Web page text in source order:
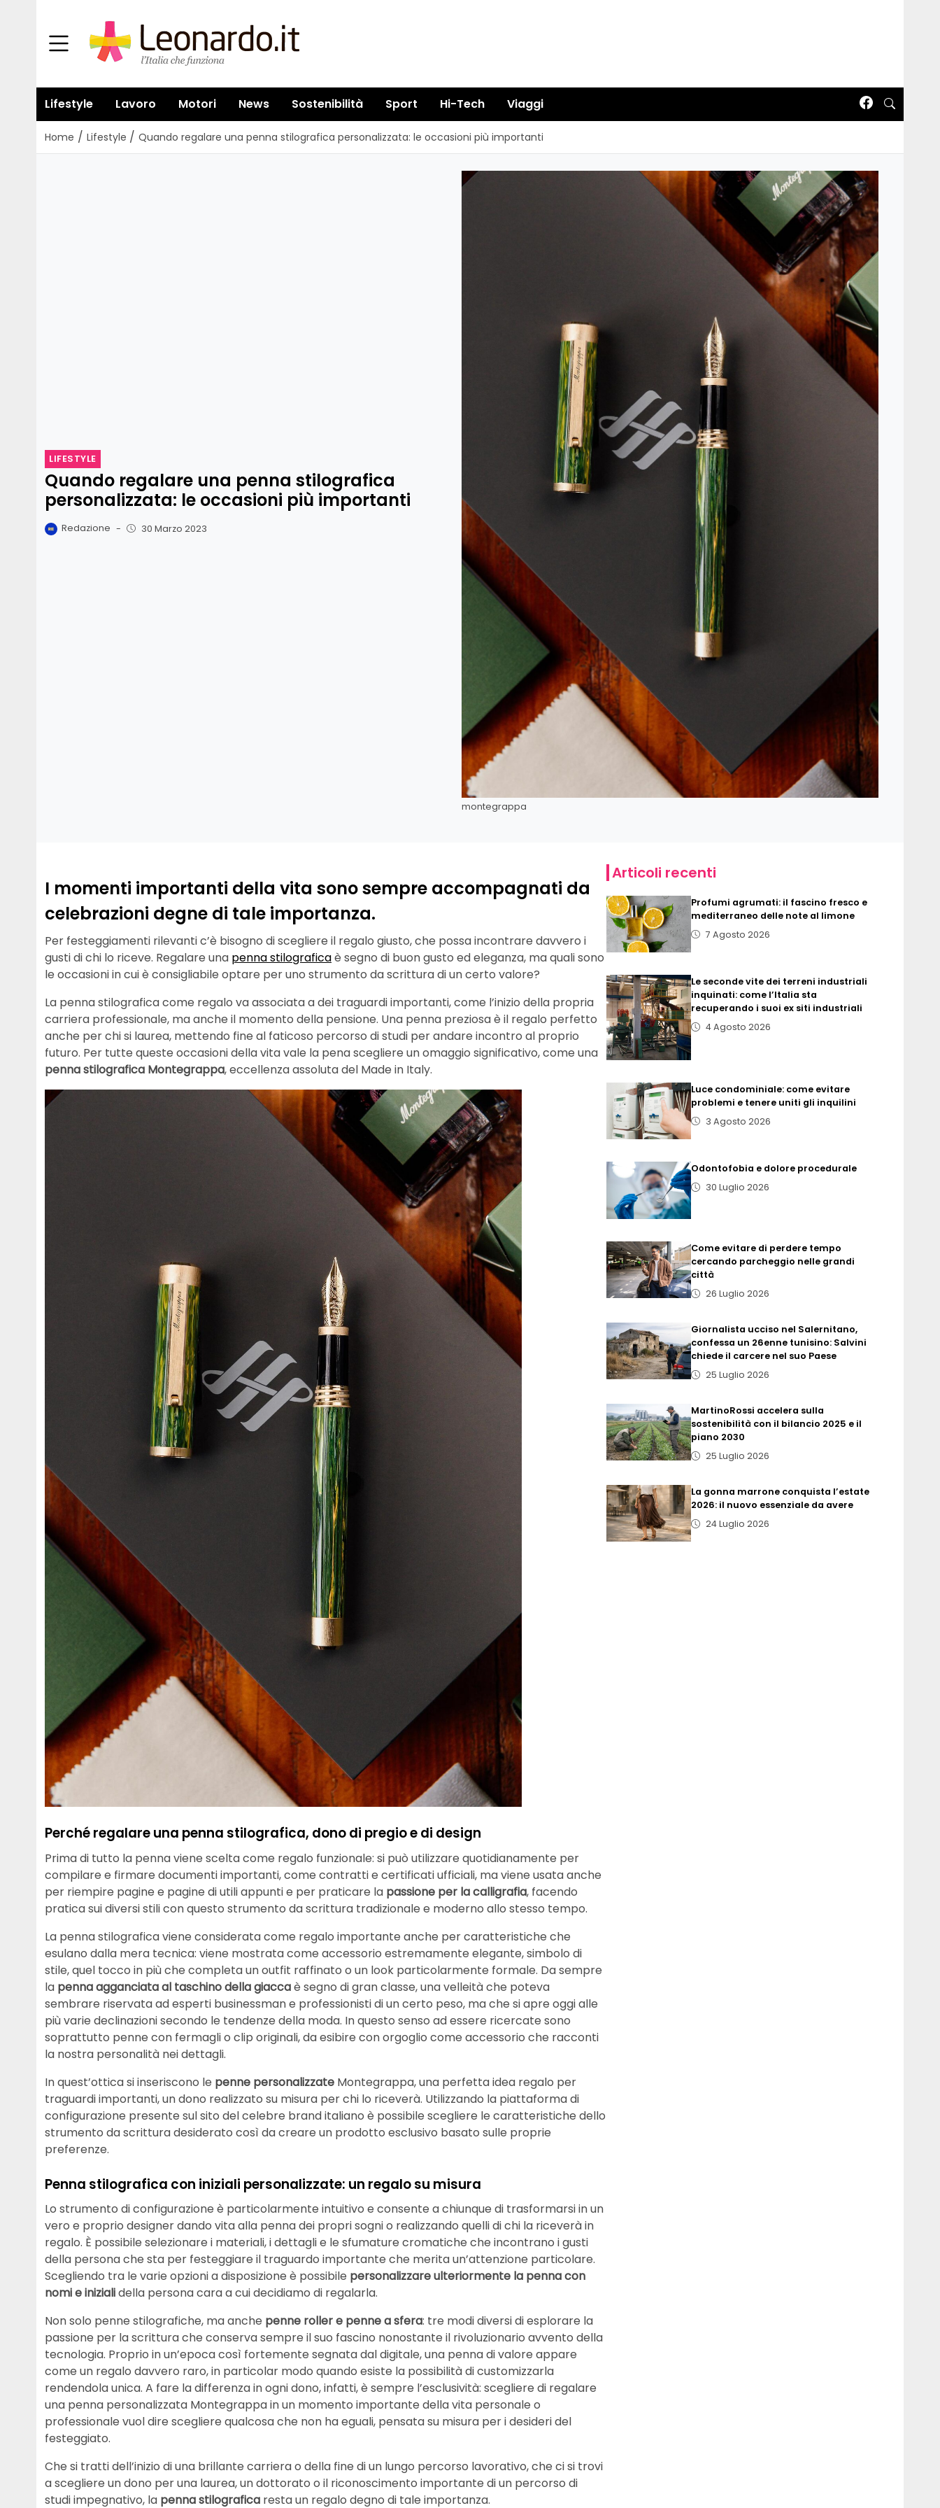
Lifestyle Lavoro Motori News Sostenibilità Sport Hi-Tech Viaggi
Home / Lifestyle / Quando regalare una penna stilografica personalizzata: le occasioni più importanti
LIFESTYLE
Quando regalare una penna stilografica
personalizzata: le occasioni più importanti
Redazione - 30 Marzo 2023
montegrappa
I momenti importanti della vita sono sempre accompagnati da
celebrazioni degne di tale importanza.
Per festeggiamenti rilevanti c’è bisogno di scegliere il regalo giusto, che possa incontrare davvero i
gusti di chi lo riceve. Regalare una penna stilograficaè segno di buon gusto ed eleganza, ma quali sono
le occasioni in cui è consigliabile optare per uno strumento da scrittura di un certo valore?
La penna stilografica come regalo va associata a dei traguardi importanti, come l’inizio della propria
carriera professionale, ma anche il momento della pensione. Una penna preziosa è il regalo perfetto
anche per chi si laurea, mettendo fine al faticoso percorso di studi per andare incontro al proprio
futuro. Per tutte queste occasioni della vita vale la pena scegliere un omaggio significativo, come una
penna stilografica Montegrappa, eccellenza assoluta del Made in Italy.
Perché regalare una penna stilografica, dono di pregio e di design
Prima di tutto la penna viene scelta come regalo funzionale: si può utilizzare quotidianamente per
compilare e firmare documenti importanti, come contratti e certificati ufficiali, ma viene usata anche
per riempire pagine e pagine di utili appunti e per praticare la passione per la calligrafia, facendo
pratica sui diversi stili con questo strumento da scrittura tradizionale e moderno allo stesso tempo.
La penna stilografica viene considerata come regalo importante anche per caratteristiche che
esulano dalla mera tecnica: viene mostrata come accessorio estremamente elegante, simbolo di
stile, quel tocco in più che completa un outfit raffinato o un look particolarmente formale. Da sempre
la penna agganciata al taschino della giaccaè segno di gran classe, una velleità che poteva
sembrare riservata ad esperti businessman e professionisti di un certo peso, ma che si apre oggi alle
più varie declinazioni secondo le tendenze della moda. In questo senso ad essere ricercate sono
soprattutto penne con fermagli o clip originali, da esibire con orgoglio come accessorio che racconti
la nostra personalità nei dettagli.
In quest’ottica si inseriscono le penne personalizzate Montegrappa, una perfetta idea regalo per
traguardi importanti, un dono realizzato su misura per chi lo riceverà. Utilizzando la piattaforma di
configurazione presente sul sito del celebre brand italiano è possibile scegliere le caratteristiche dello
strumento da scrittura desiderato così da creare un prodotto esclusivo basato sulle proprie
preferenze.
Penna stilografica con iniziali personalizzate: un regalo su misura
Lo strumento di configurazione è particolarmente intuitivo e consente a chiunque di trasformarsi in un
vero e proprio designer dando vita alla penna dei propri sogni o realizzando quelli di chi la riceverà in
regalo. È possibile selezionare i materiali, i dettagli e le sfumature cromatiche che incontrano i gusti
della persona che sta per festeggiare il traguardo importante che merita un’attenzione particolare.
Scegliendo tra le varie opzioni a disposizione è possibile personalizzare ulteriormente la penna con
nomi e inizialidella persona cara a cui decidiamo di regalarla.
Non solo penne stilografiche, ma anche penne roller e penne a sfera: tre modi diversi di esplorare la
passione per la scrittura che conserva sempre il suo fascino nonostante il rivoluzionario avvento della
tecnologia. Proprio in un’epoca così fortemente segnata dal digitale, una penna di valore appare
come un regalo davvero raro, in particolar modo quando esiste la possibilità di customizzarla
rendendola unica. A fare la differenza in ogni dono, infatti, è sempre l’esclusività: scegliere di regalare
una penna personalizzata Montegrappa in un momento importante della vita personale o
professionale vuol dire scegliere qualcosa che non ha eguali, pensata su misura per i desideri del
festeggiato.
Che si tratti dell’inizio di una brillante carriera o della fine di un lungo percorso lavorativo, che ci si trovi
a scegliere un dono per una laurea, un dottorato o il riconoscimento importante di un percorso di
studi impegnativo, la penna stilografica resta un regalo degno di tale importanza.
Articoli recenti
Profumi agrumati: il fascino fresco e
mediterraneo delle note al limone
7 Agosto 2026
Le seconde vite dei terreni industriali
inquinati: come l’Italia sta
recuperando i suoi ex siti industriali
4 Agosto 2026
Luce condominiale: come evitare
problemi e tenere uniti gli inquilini
3 Agosto 2026
Odontofobia e dolore procedurale
30 Luglio 2026
Come evitare di perdere tempo
cercando parcheggio nelle grandi
città
26 Luglio 2026
Giornalista ucciso nel Salernitano,
confessa un 26enne tunisino: Salvini
chiede il carcere nel suo Paese
25 Luglio 2026
MartinoRossi accelera sulla
sostenibilità con il bilancio 2025 e il
piano 2030
25 Luglio 2026
La gonna marrone conquista l’estate
2026: il nuovo essenziale da avere
24 Luglio 2026